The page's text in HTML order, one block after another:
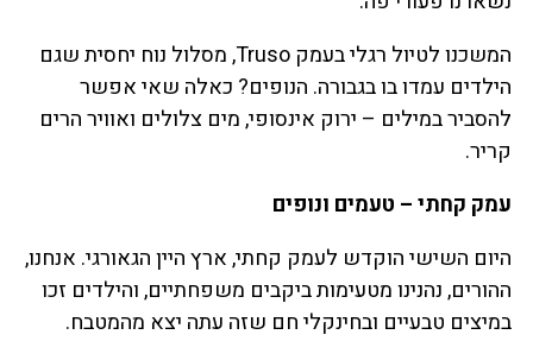
המשכנו לטיול רגלי בעמק Truso, מסלול נוח יחסית שגם
הילדים עמדו בו בגבורה. הנופים? כאלה שאי אפשר
להסביר במילים – ירוק אינסופי, מים צלולים ואוויר הרים
קריר.
עמק קחתי – טעמים ונופים
היום השישי הוקדש לעמק קחתי, ארץ היין הגאורגי. אנחנו,
ההורים, נהנינו מטעימות ביקבים משפחתיים, והילדים זכו
במיצים טבעיים ובחינקלי חם שזה עתה יצא מהמטבח.